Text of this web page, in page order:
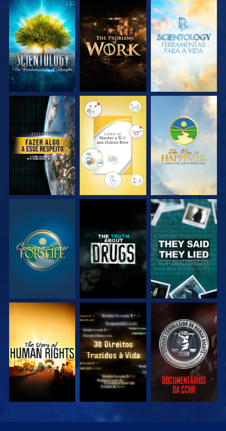
EXPLORE A SÉRIE EXPLORE A SÉRIE EXPLORE A SÉRIE
VEJA VEJA VEJA
VEJA VEJA VEJA
VEJA VEJA VEJA